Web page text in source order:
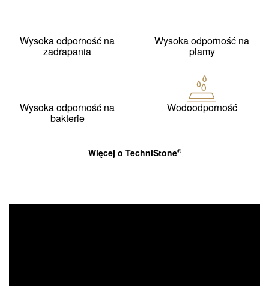
Wysoka odporność na
zadrapania
Wysoka odporność na
plamy
Wysoka odporność na
bakterie
Wodoodporność
Więcej o TechniStone®